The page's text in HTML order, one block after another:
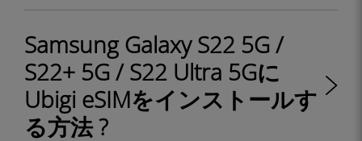
Samsung Galaxy S22 5G /
S22+ 5G / S22 Ultra 5Gに
Ubigi eSIMをインストールす
る方法 ?